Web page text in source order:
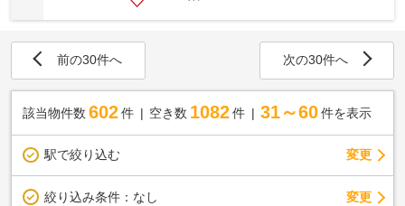
前の30件へ 次の30件へ
該当物件数 602件 空き数 1082 件 31～60 件を表示
駅で絞り込む 変更
絞り込み条件： なし 変更